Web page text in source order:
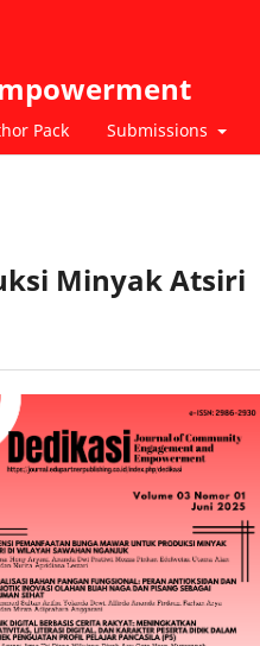
Pack Submissions
Minyak Atsiri